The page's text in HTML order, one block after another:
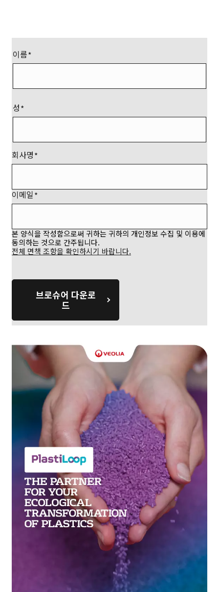
이름
성
회사명
이메일
본 양식을 작성함으로써 귀하는 귀하의 개인정보 수집 및 이용에
동의하는 것으로 간주됩니다.
전체 면책 조항을 확인하시기 바랍니다.